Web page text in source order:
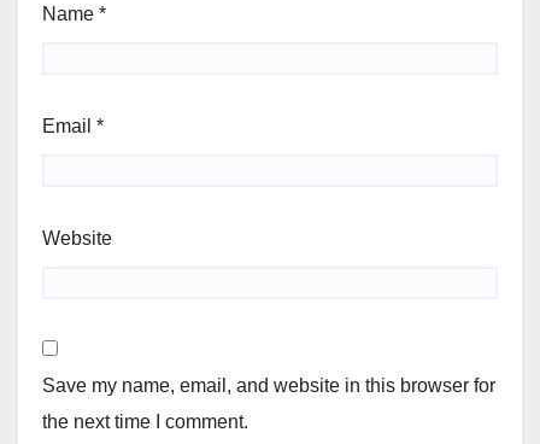
Name *
Email *
Website
Save my name, email, and website in this browser for
the next time I comment.